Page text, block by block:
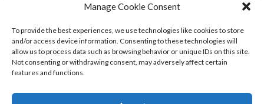
Manage Cookie Consent
To provide the best experiences, we use technologies like cookies to store
and/or access device information. Consenting to these technologies will
allow us to process data such as browsing behavior or unique IDs on this site.
Not consenting or withdrawing consent, may adversely affect certain
features and functions.